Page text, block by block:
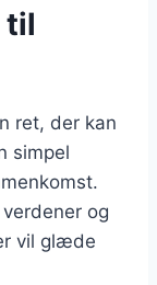
til
ret, der kan
simpel
og
vil glæde